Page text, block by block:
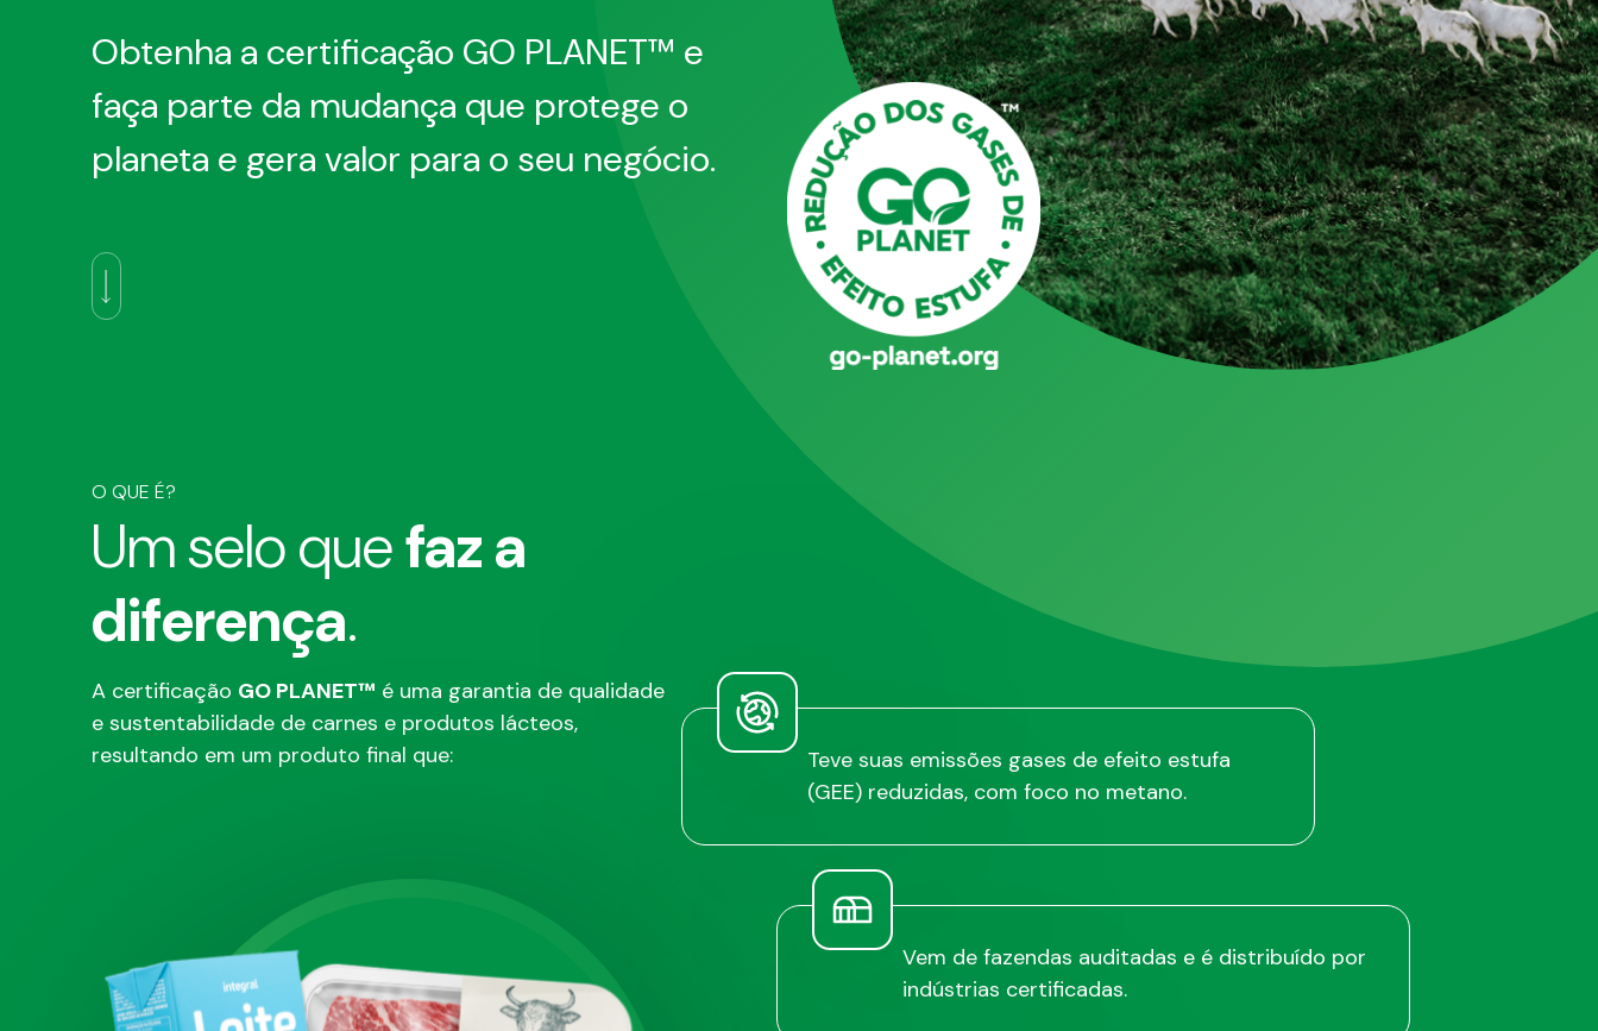
Obtenha a certificação GO PLANET™ e
faça parte da mudança que protege o
planeta e gera valor para o seu negócio.
O QUE É?
Um selo quefaz a
diferença.
A certificação GO PLANET™ é uma garantia de qualidade
e sustentabilidade de carnes e produtos lácteos,
resultando em um produto final que:
Teve suas emissões gases de efeito estufa
(GEE) reduzidas, com foco no metano.
Vem de fazendas auditadas e é distribuído por
indústrias certificadas.